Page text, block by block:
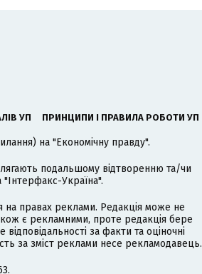
УП ПРИНЦИПИ І ПРАВИЛА РОБОТИ УП
на "Економічну правду".
подальшому відтворенню та/чи
Україна".
правах реклами. Редакція може не
є рекламними, проте редакція бере
за факти та оціночні
за зміст реклами несе рекламодавець.